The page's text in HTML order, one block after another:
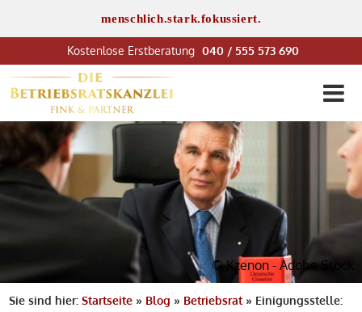
menschlich.stark.fokussiert.
040 / 555 573 690
© Kzenon - Adobe Stock
Sie sind hier:Startseite » Blog » Betriebsrat » Einigungsstelle: